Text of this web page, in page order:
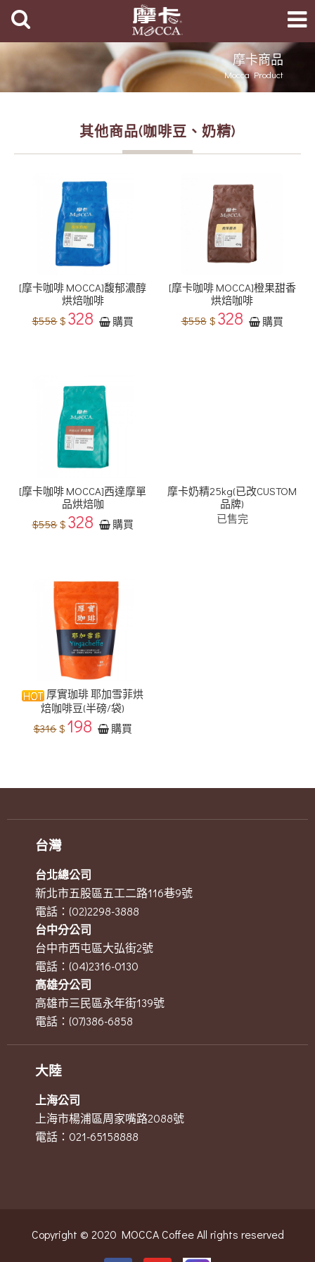
摩卡商品
Mocca Product
其他商品(咖啡豆、奶精)
[摩卡咖啡 MOCCA]馥郁濃醇
烘焙咖啡
$558$ 328 購買
[摩卡咖啡 MOCCA]橙果甜香
烘焙咖啡
$558$ 328 購買
[摩卡咖啡 MOCCA]西達摩單
品烘焙咖
$558$ 328 購買
摩卡奶精25kg(已改CUSTOM
品牌)
已售完
厚實珈琲 耶加雪菲烘
焙咖啡豆(半磅/袋)
$316$ 198 購買
台灣
台北總公司
新北市五股區五工二路116巷9號
電話：(02)2298-3888
台中分公司
台中市西屯區大弘街2號
電話：(04)2316-0130
高雄分公司
高雄市三民區永年街139號
電話：(07)386-6858
大陸
上海公司
上海市楊浦區周家嘴路2088號
電話：021-65158888
Copyright © 2020 MOCCA Coffee All rights reserved